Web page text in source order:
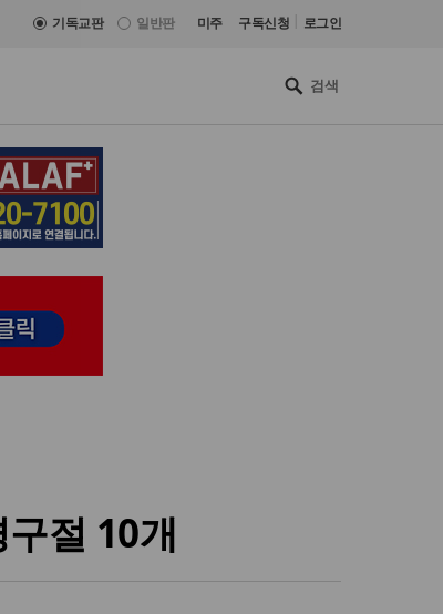
기독교판 일반판 미주 구독신청 로그인
절 10개